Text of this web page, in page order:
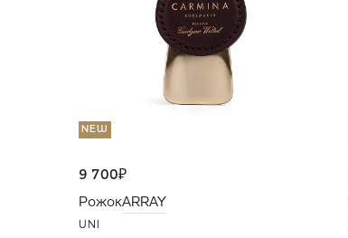
NEW
9 700₽
РожокARRAY
UNI